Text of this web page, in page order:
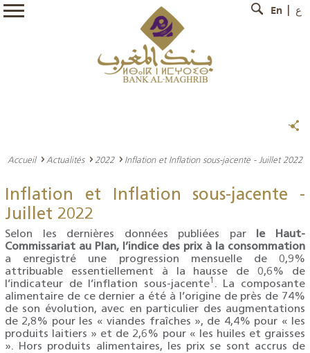
En ع
Accueil Actualités 2022 Inflation et Inflation sous-jacente - Juillet 2022
Inflation et Inflation sous-jacente -
Juillet 2022
Selon les dernières données publiées par
le Haut-
Commissariat au Plan, l’indice des prix à la consommation
a enregistré une progression mensuelle de 0,9%
attribuable essentiellement à la hausse de 0,6% de
l’indicateur de l’inflation sous-jacente1 . La composante
alimentaire de ce dernier a été à l’origine de près de 74%
de son évolution, avec en particulier des augmentations
de 2,8% pour les « viandes fraîches », de 4,4% pour « les
produits laitiers » et de 2,6% pour « les huiles et graisses
». Hors produits alimentaires, les prix se sont accrus de